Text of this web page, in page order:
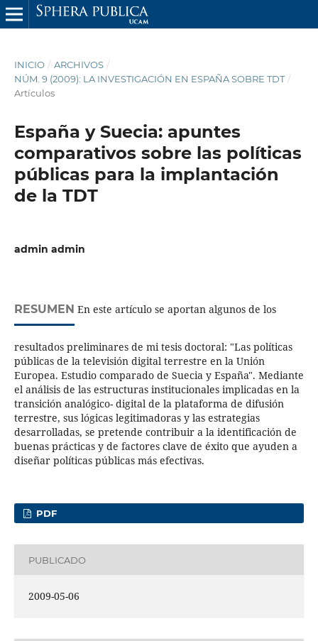
INICIO / ARCHIVOS /
NÚM. 9 (2009): LA INVESTIGACIÓN EN ESPAÑA SOBRE TDT /
Artículos
España y Suecia: apuntes
comparativos sobre las políticas
públicas para la implantación
de la TDT
admin admin
RESUMEN En este artículo se aportan algunos de los
resultados preliminares de mi tesis doctoral: "Las políticas
públicas de la televisión digital terrestre en la Unión
Europea. Estudio comparado de Suecia y España". Mediante
el análisis de las estructuras institucionales implicadas en la
transición analógico- digital de la plataforma de difusión
terrestre, sus lógicas legitimadoras y las estrategias
desarrolladas, se pretende contribuir a la identificación de
buenas prácticas y de factores clave de éxito que ayuden a
diseñar políticas públicas más efectivas.
PDF
PUBLICADO
2009-05-06